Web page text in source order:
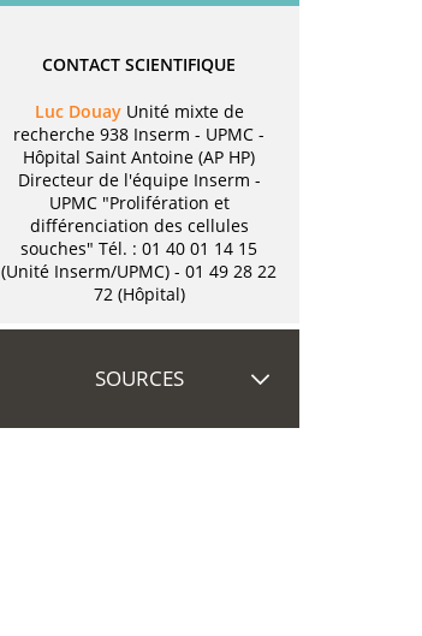
CONTACT SCIENTIFIQUE
Luc DouayUnité mixte de
recherche 938 Inserm - UPMC -
Hôpital Saint Antoine (AP HP)
Directeur de l'équipe Inserm -
UPMC "Prolifération et
différenciation des cellules
souches" Tél. : 01 40 01 14 15
(Unité Inserm/UPMC) - 01 49 28 22
72 (Hôpital)
SOURCES